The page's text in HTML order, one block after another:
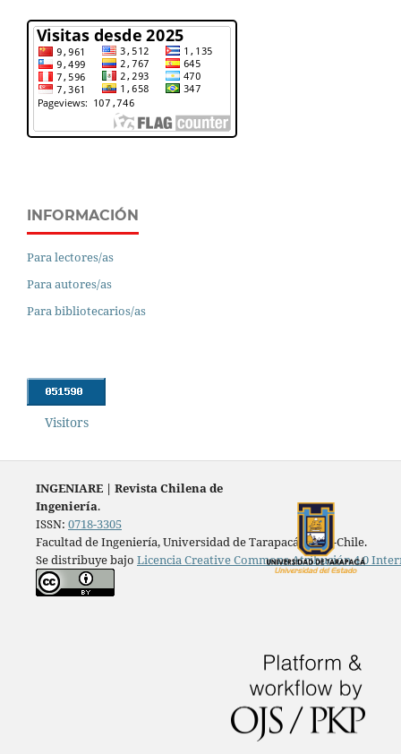
INFORMACIÓN
Para lectores/as
Para autores/as
Para bibliotecarios/as
Visitors
INGENIARE | Revista Chilena de
Ingeniería.
ISSN: 0718-3305
Facultad de Ingeniería, Universidad de Tarapacá, Arica-Chile.
Se distribuye bajo Licencia Creative Commons Atribución 4.0